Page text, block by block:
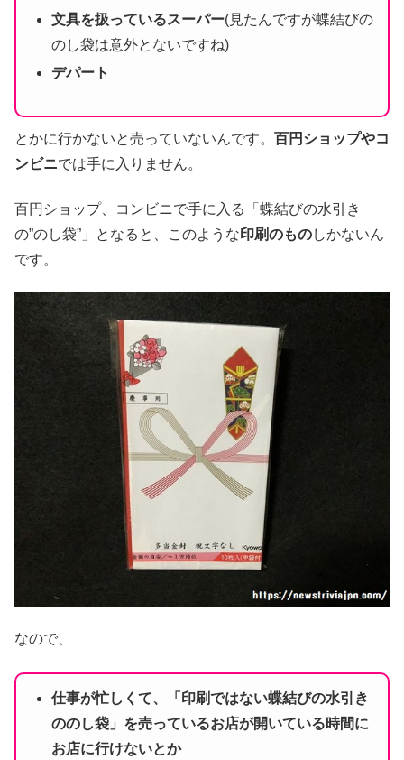
文具を扱っているスーパー(見たんですが蝶結びの
のし袋は意外とないですね)
デパート
とかに行かないと売っていないんです。 百円ショップやコ
ンビニでは手に入りません。
百円ショップ、コンビニで手に入る「蝶結びの水引き
の”のし袋”」となると、このような印刷のものしかないん
です。
なので、
仕事が忙しくて、「印刷ではない蝶結びの水引き
ののし袋」を売っているお店が開いている時間に
お店に行けないとか